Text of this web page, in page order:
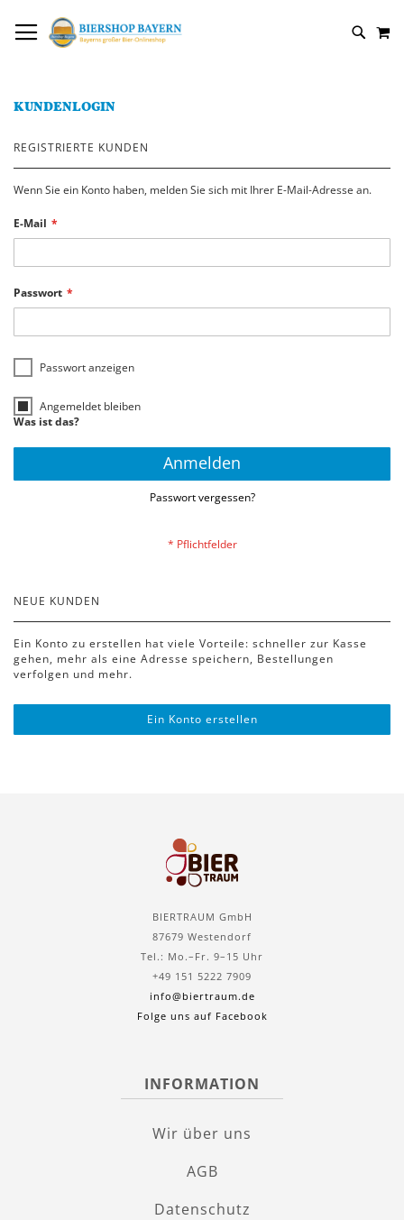
ZUM
INHALT
KUNDENLOGIN
REGISTRIERTE KUNDEN
Wenn Sie ein Konto haben, melden Sie sich mit Ihrer E-Mail-Adresse an.
E-Mail
Passwort
Passwort anzeigen
Angemeldet bleiben
Was ist das?
Anmelden
Passwort vergessen?
NEUE KUNDEN
Ein Konto zu erstellen hat viele Vorteile: schneller zur Kasse
gehen, mehr als eine Adresse speichern, Bestellungen
verfolgen und mehr.
Ein Konto erstellen
BIERTRAUM GmbH
87679 Westendorf
Tel.: Mo.–Fr. 9–15 Uhr
+49 151 5222 7909
info@biertraum.de
Folge uns auf Facebook
INFORMATION
Wir über uns
AGB
Datenschutz